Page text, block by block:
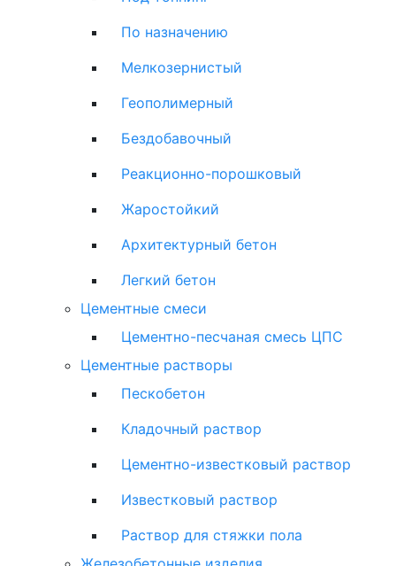
По назначению
Мелкозернистый
Геополимерный
Бездобавочный
Реакционно-порошковый
Жаростойкий
Архитектурный бетон
Легкий бетон
Цементные смеси
Цементно-песчаная смесь ЦПС
Цементные растворы
Пескобетон
Кладочный раствор
Цементно-известковый раствор
Известковый раствор
Раствор для стяжки пола